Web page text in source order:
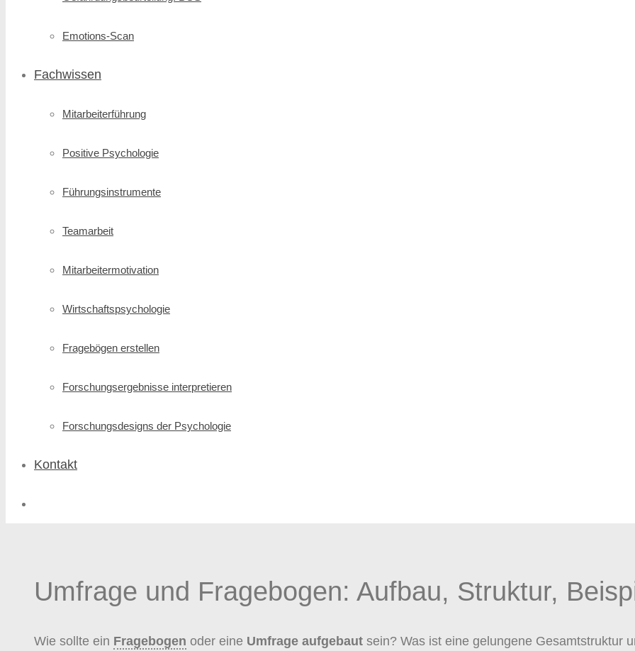
Emotions-Scan
Fachwissen
Mitarbeiterführung
Positive Psychologie
Führungsinstrumente
Teamarbeit
Mitarbeitermotivation
Wirtschafts­psychologie
Fragebögen erstellen
Forschungs­ergebnisse interpretieren
Forschungsdesigns der Psychologie
Kontakt
Umfrage und Fragebogen: Aufbau, Struktur,
Wie sollte ein Fragebogen oder eine Umfrage aufgebaut sein? Was ist eine gelungene Gesamtstruktur